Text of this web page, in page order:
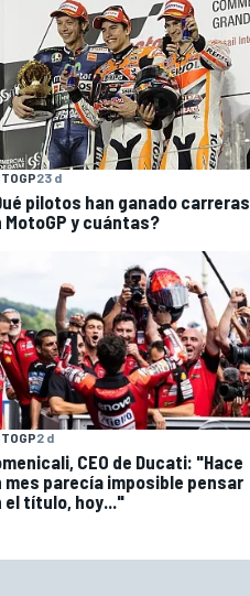
23 d
pilotos han ganado carreras
MotoGP y cuántas?
2 d
CEO de Ducati: "Hace
mes parecía imposible pensar
el título, hoy..."